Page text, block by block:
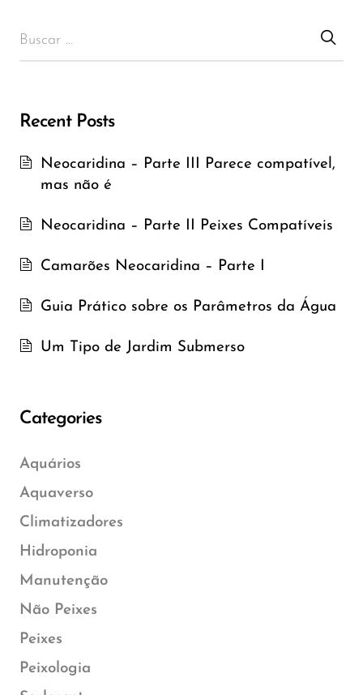
Recent Posts
Neocaridina – Parte III Parece compatível,
mas não é
Neocaridina – Parte II Peixes Compatíveis
Camarões Neocaridina – Parte I
Guia Prático sobre os Parâmetros da Água
Um Tipo de Jardim Submerso
Categories
Aquários
Aquaverso
Climatizadores
Hidroponia
Manutenção
Não Peixes
Peixes
Peixologia